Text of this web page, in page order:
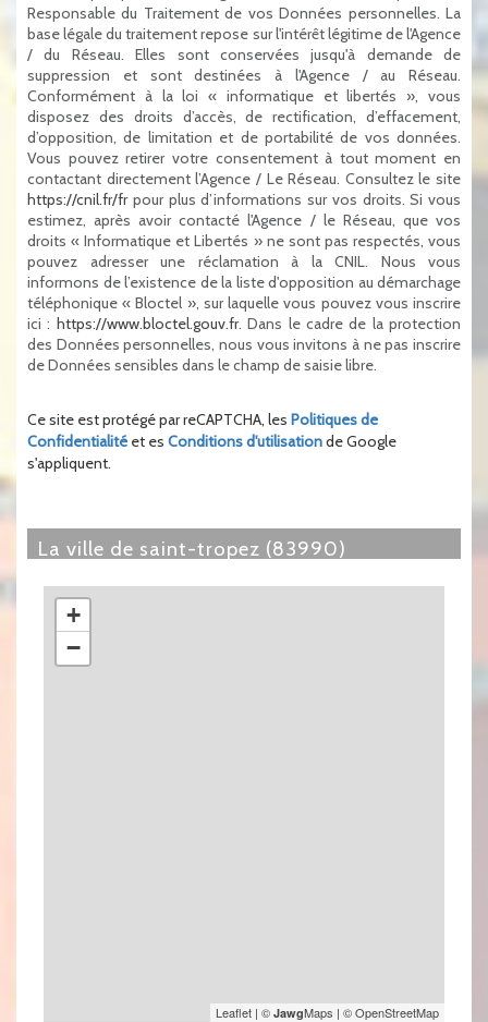
Responsable du Traitement de vos Données personnelles. La
base légale du traitement repose sur l'intérêt légitime de l'Agence
/ du Réseau. Elles sont conservées jusqu'à demande de
suppression et sont destinées à l'Agence / au Réseau.
Conformément à la loi « informatique et libertés », vous
disposez des droits d’accès, de rectification, d’effacement,
d’opposition, de limitation et de portabilité de vos données.
Vous pouvez retirer votre consentement à tout moment en
contactant directement l’Agence / Le Réseau. Consultez le site
https://cnil.fr/frpour plus d’informations sur vos droits. Si vous
estimez, après avoir contacté l'Agence / le Réseau, que vos
droits « Informatique et Libertés » ne sont pas respectés, vous
pouvez adresser une réclamation à la CNIL. Nous vous
informons de l’existence de la liste d'opposition au démarchage
téléphonique « Bloctel », sur laquelle vous pouvez vous inscrire
ici : https://www.bloctel.gouv.fr. Dans le cadre de la protection
des Données personnelles, nous vous invitons à ne pas inscrire
de Données sensibles dans le champ de saisie libre.
Ce site est protégé par reCAPTCHA, les Politiques de
Confidentialité et es Conditions d'utilisationde Google
s'appliquent.
la ville de saint-tropez (83990)
+
−
Leaflet | © JawgMaps | © OpenStreetMap